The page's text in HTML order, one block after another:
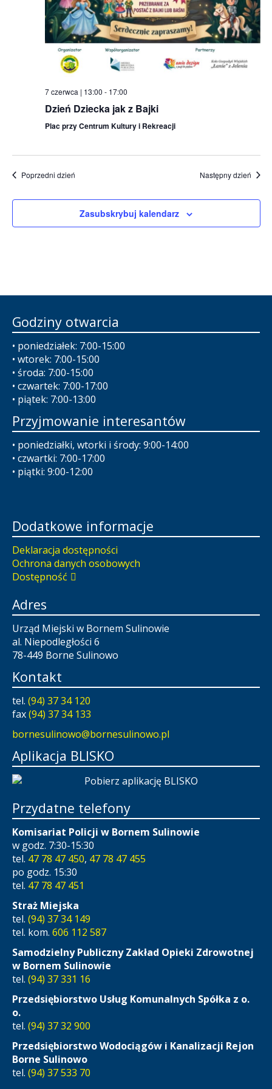
7 czerwca | 13:00 - 17:00
Dzień Dziecka jak z Bajki
Plac przy Centrum Kultury i Rekreacji
Poprzedni dzień Następny dzień
Zasubskrybuj kalendarz
Godziny otwarcia
• poniedziałek: 7:00-15:00
• wtorek: 7:00-15:00
• środa: 7:00-15:00
• czwartek: 7:00-17:00
• piątek: 7:00-13:00
Przyjmowanie interesantów
• poniedziałki, wtorki i środy: 9:00-14:00
• czwartki: 7:00-17:00
• piątki: 9:00-12:00
Dodatkowe informacje
Deklaracja dostępności
Ochrona danych osobowych
Dostępność
Adres
Urząd Miejski w Bornem Sulinowie
al. Niepodległości 6
78-449 Borne Sulinowo
Kontakt
tel. (94) 37 34 120
fax(94) 37 34 133
bornesulinowo@bornesulinowo.pl
Aplikacja BLISKO
Przydatne telefony
Komisariat Policji w Bornem Sulinowie
w godz. 7:30-15:30
tel. 47 78 47 450, 47 78 47 455
po godz. 15:30
tel. 47 78 47 451
Straż Miejska
tel. (94) 37 34 149
tel. kom. 606 112 587
Samodzielny Publiczny Zakład Opieki Zdrowotnej
w Bornem Sulinowie
tel. (94) 37 331 16
Przedsiębiorstwo Usług Komunalnych Spółka z o.
o.
tel. (94) 37 32 900
Przedsiębiorstwo Wodociągów i Kanalizacji Rejon
Borne Sulinowo
tel. (94) 37 533 70